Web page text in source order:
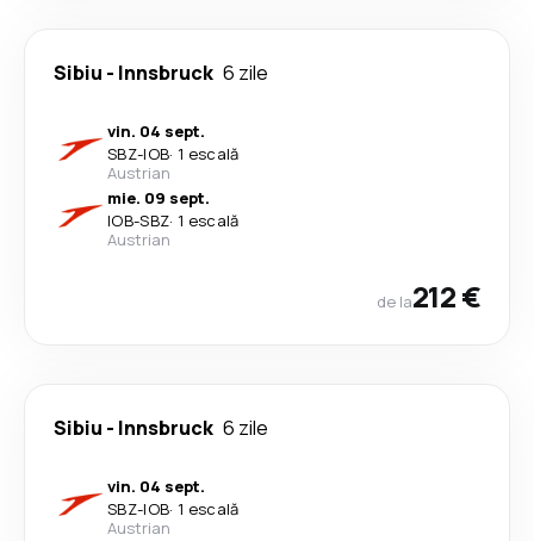
Sibiu - Innsbruck 6 zile
vin. 04 sept.
SBZ-IOB· 1 escală
Austrian
mie. 09 sept.
IOB-SBZ· 1 escală
Austrian
de la212 €
Sibiu - Innsbruck 6 zile
vin. 04 sept.
SBZ-IOB· 1 escală
Austrian